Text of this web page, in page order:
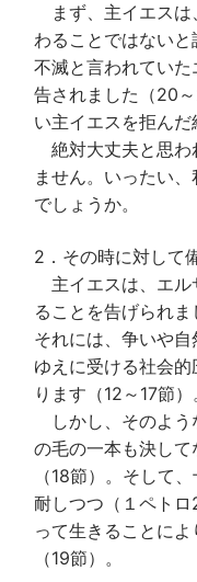
まず、主イエスは
わることではないと
不滅と言われてい
告されました（20
い主イエスを拒んだ
絶対大丈夫と思わ
ません。いったい
でしょうか。
2．その時に対し
主イエスは、エル
ることを告げられま
それには、争いや
ゆえに受ける社会
ります（12～17節）
しかし、そのよう
の毛の一本も決し
（18節）。そして
耐しつつ（１ペト
って生きることに
（19節）。